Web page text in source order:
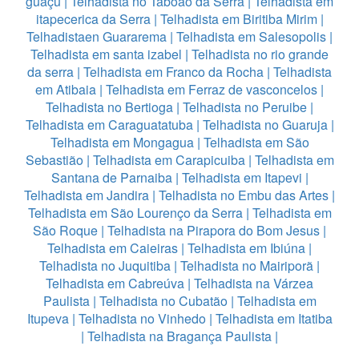
itapecerica da Serra| Telhadista em Biritiba Mirim|
Telhadistaen Guararema | Telhadista em Salesopolis |
Telhadista em santa izabel | Telhadista no rio grande
da serra | Telhadista em Franco da Rocha | Telhadista
em Atibaia | Telhadista em Ferraz de vasconcelos |
Telhadista no Bertioga | Telhadista no Peruibe |
Telhadista em Caraguatatuba| Telhadista no Guaruja|
Telhadista em Mongagua| Telhadista em São
Sebastião| Telhadista em Carapicuiba| Telhadista em
Santana de Parnaiba| Telhadista em Itapevi |
Telhadista em Jandira | Telhadista no Embu das Artes |
Telhadista em São Lourenço da Serra| Telhadista em
São Roque | Telhadista na Pirapora do Bom Jesus |
Telhadista em Caieiras | Telhadista em Ibiúna |
Telhadista no Juquitiba | Telhadista no Mairiporã |
Telhadista em Cabreúva | Telhadista na Várzea
Paulista| Telhadista no Cubatão| Telhadista em
Itupeva| Telhadista no Vinhedo| Telhadista em Itatiba
| Telhadista na Bragança Paulista |